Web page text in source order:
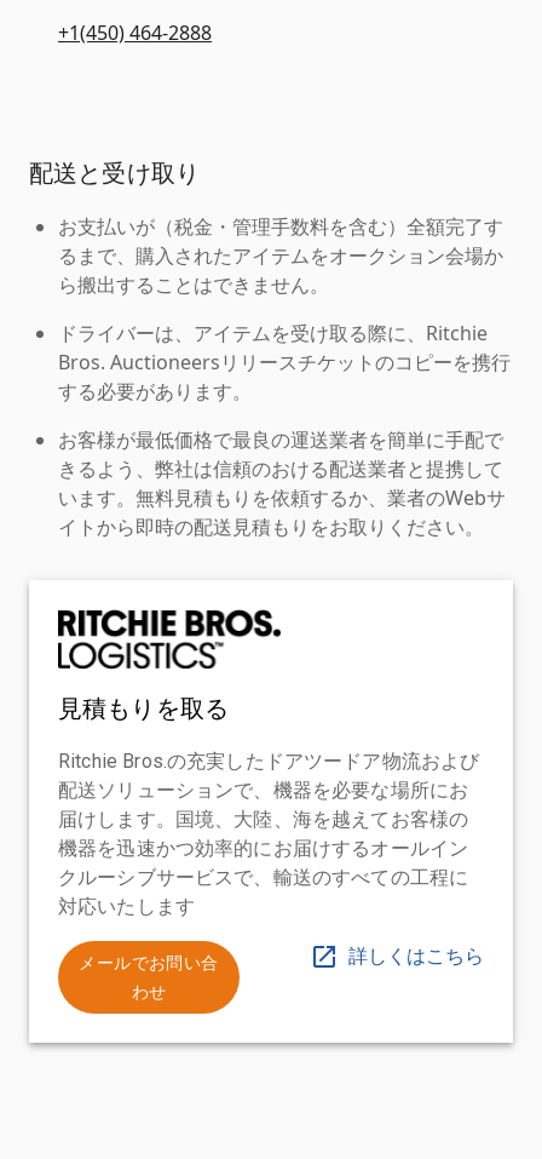
+1(450) 464-2888
配送と受け取り
お支払いが（税金・管理手数料を含む）全額完了す
るまで、購入されたアイテムをオークション会場か
ら搬出することはできません。
ドライバーは、アイテムを受け取る際に、Ritchie
Bros. Auctioneersリリースチケットのコピーを携行
する必要があります。
お客様が最低価格で最良の運送業者を簡単に手配で
きるよう、弊社は信頼のおける配送業者と提携して
います。無料見積もりを依頼するか、業者のWebサ
イトから即時の配送見積もりをお取りください。
見積もりを取る
Ritchie Bros.の充実したドアツードア物流および
配送ソリューションで、機器を必要な場所にお
届けします。国境、大陸、海を越えてお客様の
機器を迅速かつ効率的にお届けするオールイン
クルーシブサービスで、輸送のすべての工程に
対応いたします
メールでお問い合
わせ
詳しくはこちら